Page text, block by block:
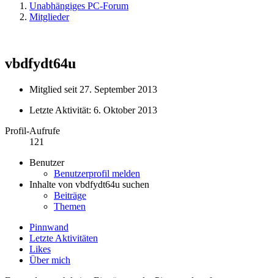
Unabhängiges PC-Forum
Mitglieder
vbdfydt64u
Mitglied seit 27. September 2013
Letzte Aktivität: 6. Oktober 2013
Profil-Aufrufe
121
Benutzer
Benutzerprofil melden
Inhalte von vbdfydt64u suchen
Beiträge
Themen
Pinnwand
Letzte Aktivitäten
Likes
Über mich